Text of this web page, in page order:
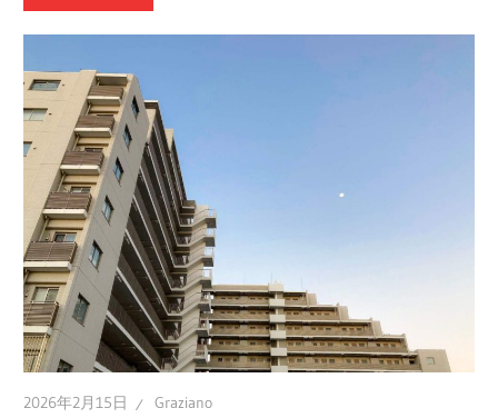
2026年2月15日 Graziano